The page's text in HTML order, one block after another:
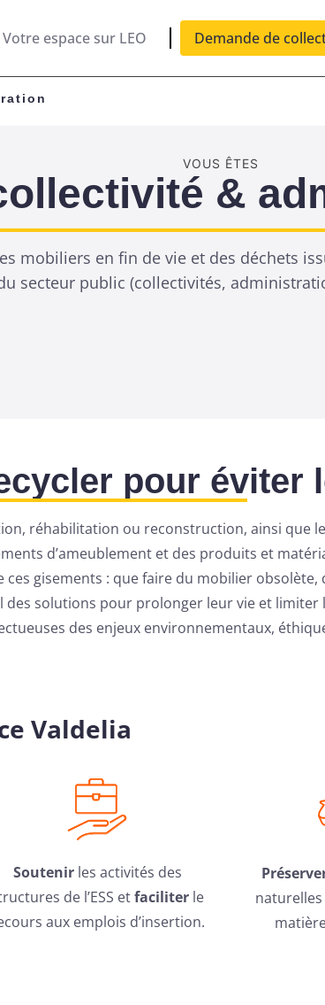
Votre espace sur LEO Demande de
VOUS ÊTES
&
mobiliers en fin de vie et des déchets
secteur public (collectivités,
pour éviter
réhabilitation ou reconstruction, ainsi que
d’ameublement et des produits et
gisements : que faire du mobilier
des solutions pour prolonger leur vie et limiter
des enjeux environnementaux,
Valdelia
Soutenirles activités des
de l’ESS etfaciliter le
aux emplois d’insertion.